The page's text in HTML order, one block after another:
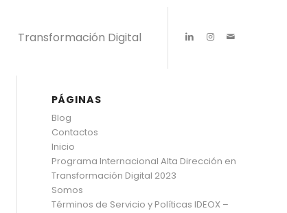
Transformación Digital
PÁGINAS
Blog
Contactos
Inicio
Programa Internacional Alta Dirección en
Transformación Digital 2023
Somos
Términos de Servicio y Políticas IDEOX –